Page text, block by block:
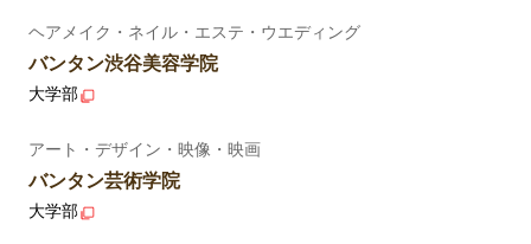
ヘアメイク・ネイル・エステ・ウエディング
バンタン渋谷美容学院
大学部
アート・デザイン・映像・映画
バンタン芸術学院
大学部